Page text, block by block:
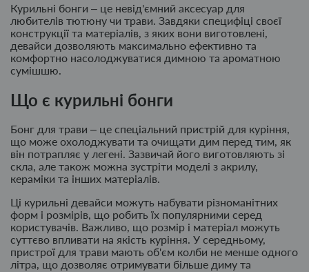
Курильні бонги – це невід'ємний аксесуар для
любителів тютюну чи трави. Завдяки специфіці своєї
конструкції та матеріалів, з яких вони виготовлені,
девайси дозволяють максимально ефективно та
комфортно насолоджуватися димною та ароматною
сумішшю.
Що є курильні бонги
Бонг для трави – це спеціальний пристрій для куріння,
що може охолоджувати та очищати дим перед тим, як
він потрапляє у легені. Зазвичай його виготовляють зі
скла, але також можна зустріти моделі з акрилу,
кераміки та інших матеріалів.
Ці курильні девайси можуть набувати різноманітних
форм і розмірів, що робить їх популярними серед
користувачів. Важливо, що розмір і матеріал можуть
суттєво впливати на якість куріння. У середньому,
пристрої для трави мають об'єм колби не менше одного
літра, що дозволяє отримувати більше диму та